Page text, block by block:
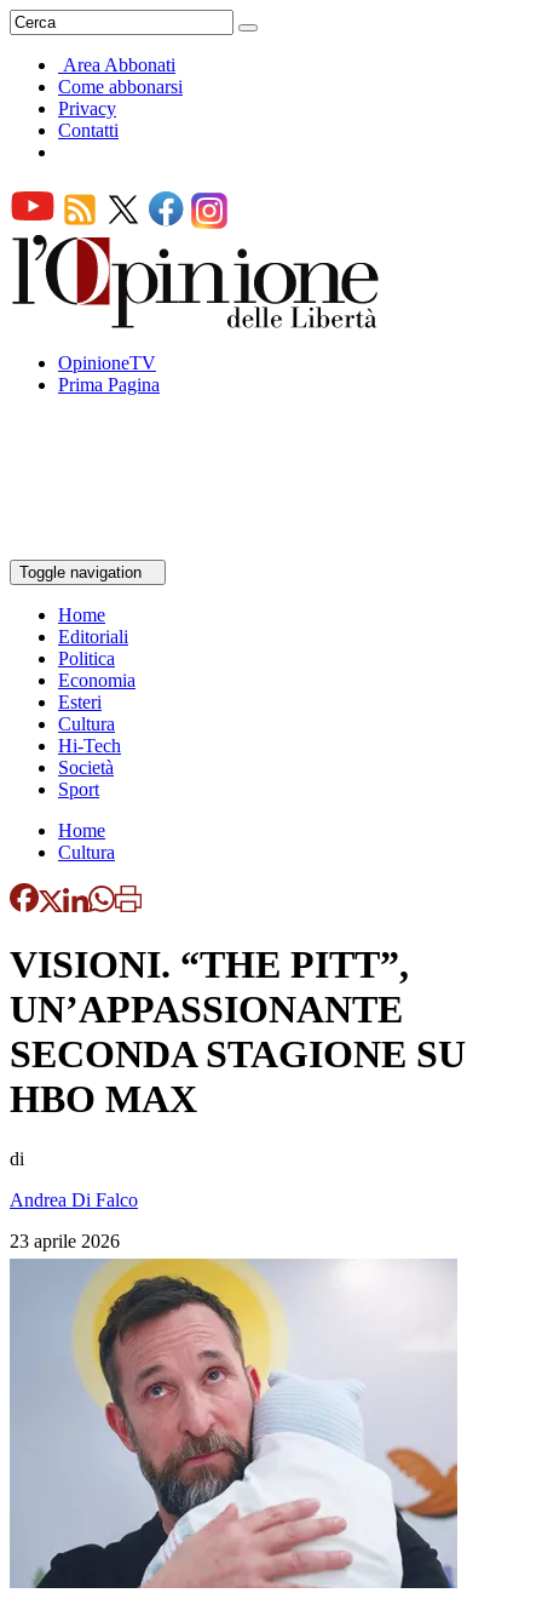
Area Abbonati
Come abbonarsi
Privacy
Contatti
OpinioneTV
Prima Pagina
Toggle navigation
Home
Editoriali
Politica
Economia
Esteri
Cultura
Hi-Tech
Società
Sport
Home
Cultura
VISIONI. “THE PITT”,
UN’APPASSIONANTE
SECONDA STAGIONE SU
HBO MAX
di
Andrea Di Falco
23 aprile 2026